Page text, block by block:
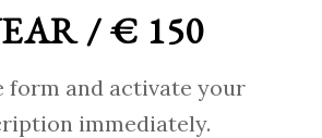
/ € 150
form and activate your
immediately.